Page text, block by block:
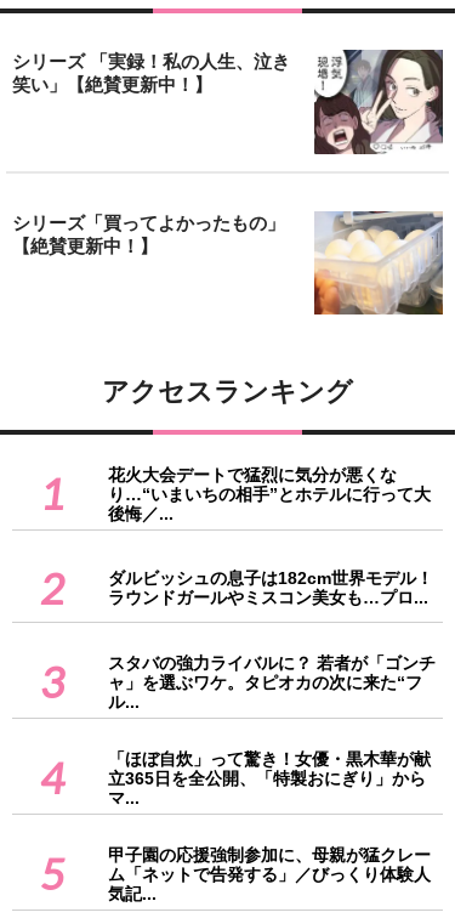
シリーズ 「実録！私の人生、泣き
笑い」【絶賛更新中！】
シリーズ「買ってよかったもの」
【絶賛更新中！】
アクセスランキング
1
花火大会デートで猛烈に気分が悪くな
り…“いまいちの相手”とホテルに行って大
後悔／...
2
ダルビッシュの息子は182cm世界モデル！
ラウンドガールやミスコン美女も…プロ...
3
スタバの強力ライバルに？ 若者が「ゴンチ
ャ」を選ぶワケ。タピオカの次に来た“フ
ル...
4
「ほぼ自炊」って驚き！女優・黒木華が献
立365日を全公開、「特製おにぎり」から
マ...
5
甲子園の応援強制参加に、母親が猛クレー
ム「ネットで告発する」／びっくり体験人
気記...